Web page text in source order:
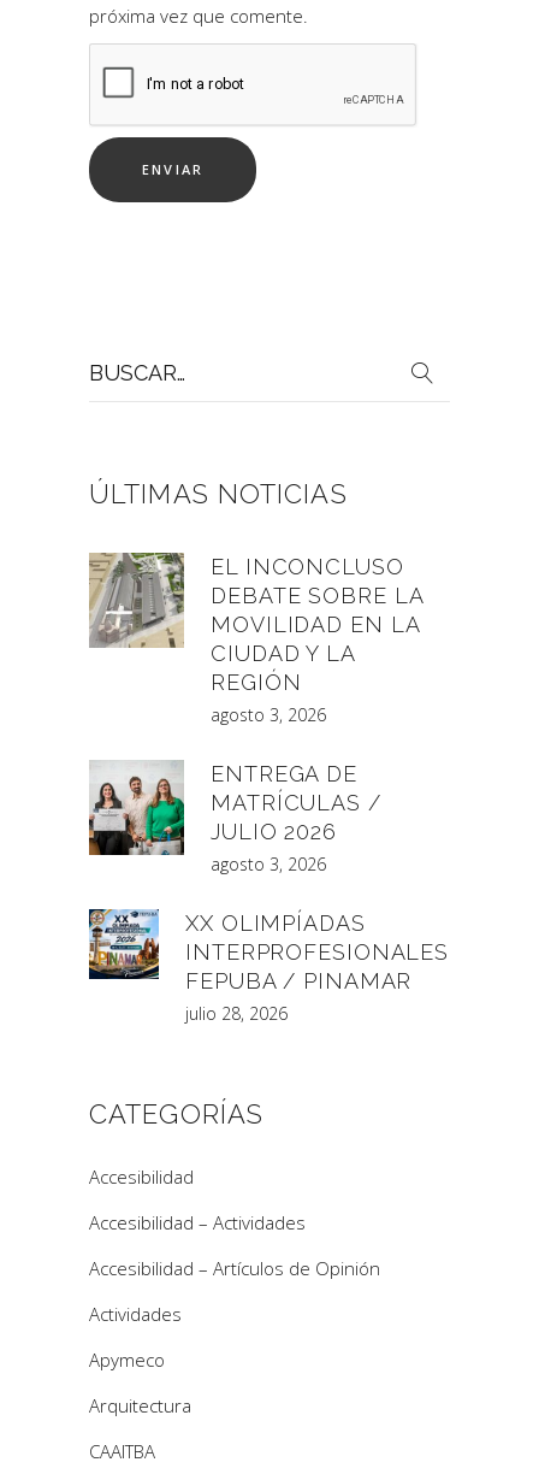
próxima vez que comente.
por:
ÚLTIMAS NOTICIAS
EL INCONCLUSO
DEBATE SOBRE LA
MOVILIDAD EN LA
CIUDAD Y LA
REGIÓN
agosto 3, 2026
ENTREGA DE
MATRÍCULAS /
JULIO 2026
agosto 3, 2026
XX OLIMPÍADAS
INTERPROFESIONALES
FEPUBA / PINAMAR
julio 28, 2026
CATEGORÍAS
Accesibilidad
Accesibilidad – Actividades
Accesibilidad – Artículos de Opinión
Actividades
Apymeco
Arquitectura
CAAITBA